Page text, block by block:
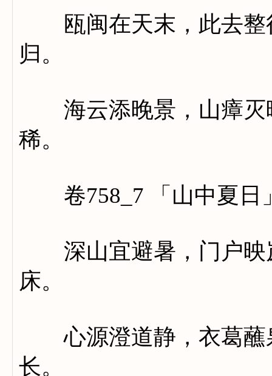
瓯闽在天末，此去整
归。
海云添晚景，山瘴灭
稀。
卷758_7 「山中夏日
深山宜避暑，门户映
床。
心源澄道静，衣葛蘸
长。